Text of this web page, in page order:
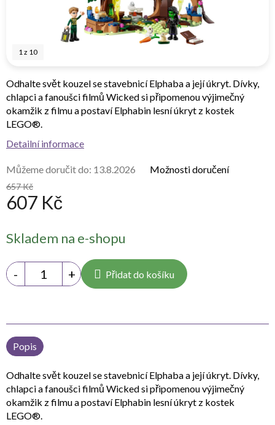
1z 10
657 Kč
607 Kč
cena:
Skladem na e-shopu
Můžeme doručit do: 13.8.2026 Možnosti doručení
Přidat do košíku
Odhalte svět kouzel se stavebnicí Elphaba a její úkryt. Dívky,
chlapci a fanoušci filmů Wicked si připomenou výjimečný
okamžik z filmu a postaví Elphabin lesní úkryt z kostek
LEGO®.
Detailní informace
Popis
Odhalte svět kouzel se stavebnicí Elphaba a její úkryt. Dívky,
chlapci a fanoušci filmů Wicked si připomenou výjimečný
okamžik z filmu a postaví Elphabin lesní úkryt z kostek
LEGO®.